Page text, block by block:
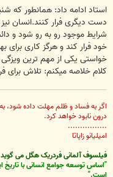
استاد ادامه داد: همانطور که
دست دیگری فرار کنند.انسان
شرایط موجود رو به رو شود و
خود فرار کند و هرگز کاری برای
خواستی یکی از مهم ترین ویزگی
کلام خلاصه میکنم: تلاش برای
اگر به فساد و ظلم مهلت داده شود،
درون نابود خواهد كرد.
................
اميليانو زاپاتا
فیلسوف آلمانی فردریک هگل می گوید :
"اساس توسعه جوامع انسانی با تاریخ